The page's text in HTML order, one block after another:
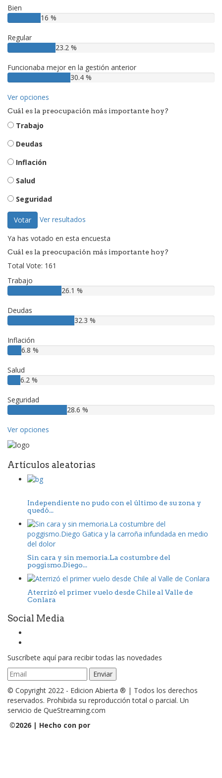
Bien
16 %
Regular
23.2 %
Funcionaba mejor en la gestión anterior
30.4 %
Ver opciones
Cuál es la preocupación más importante hoy?
Trabajo
Deudas
Inflación
Salud
Seguridad
Votar Ver resultados
Ya has votado en esta encuesta
Cuál es la preocupación más importante hoy?
Total Vote: 161
Trabajo
26.1 %
Deudas
32.3 %
Inflación
6.8 %
Salud
6.2 %
Seguridad
28.6 %
Ver opciones
Artículos aleatorias
Independiente no pudo con el último de su zona y
quedó...
Sin cara y sin memoria.La costumbre del
poggismo.Diego...
Aterrizó el primer vuelo desde Chile al Valle de
Conlara
Social Media
Suscríbete aquí para recibir todas las novedades
© Copyright 2022 - Edicion Abierta ® | Todos los derechos
reservados. Prohibida su reproducción total o parcial. Un
servicio de QueStreaming.com
©2026 | Hecho con por